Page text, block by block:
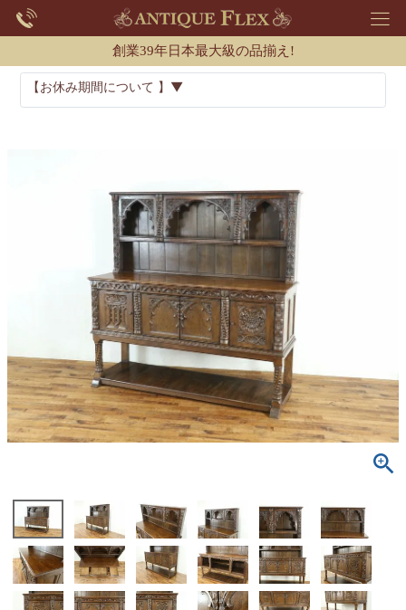
創業39年日本最大級の品揃え!
【お休み期間について 】▼